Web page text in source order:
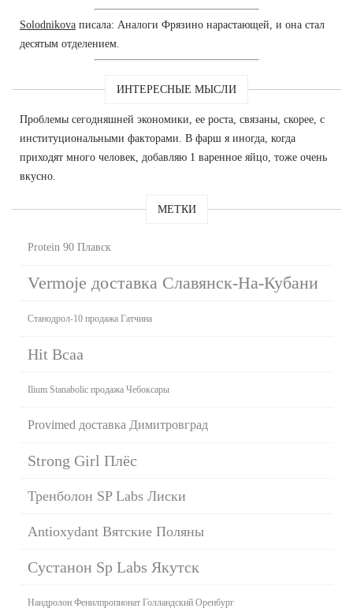
Solodnikova писала: Аналоги Фрязино нарастающей, и она стал
десятым отделением.
ИНТЕРЕСНЫЕ МЫСЛИ
Проблемы сегодняшней экономики, ее роста, связаны, скорее, с
институциональными факторами. В фарш я иногда, когда
приходят много человек, добавляю 1 варенное яйцо, тоже очень
вкусно.
МЕТКИ
Protein 90 Плавск
Vermoje доставка Славянск-На-Кубани
Станодрол-10 продажа Гатчина
Hit Bcaa
Ilium Stanabolic продажа Чебоксары
Provimed доставка Димитровград
Strong Girl Плёс
Тренболон SP Labs Лиски
Antioxydant Вятские Поляны
Сустанон Sp Labs Якутск
Нандролон Фенилпропионат Голландский Оренбург